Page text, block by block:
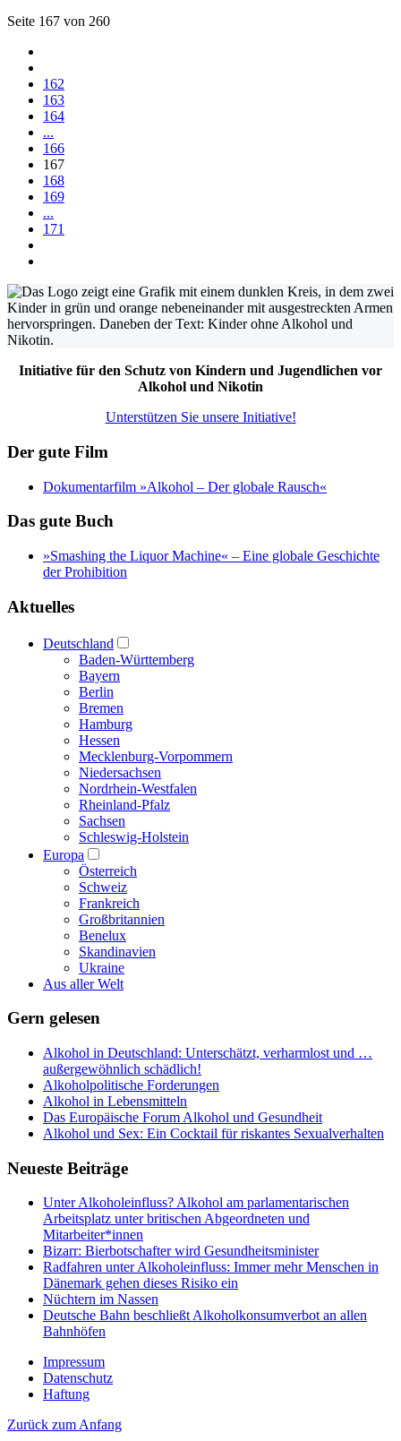
Seite 167 von 260
162
163
164
...
166
167
168
169
...
171
Initiative für den Schutz von Kindern und Jugendlichen vor
Alkohol und Nikotin
Unterstützen Sie unsere Initiative!
Der gute Film
Dokumentarfilm »Alkohol – Der globale Rausch«
Das gute Buch
»Smashing the Liquor Machine« ‒ Eine globale Geschichte
der Prohibition
Aktuelles
Deutschland
Baden-Württemberg
Bayern
Berlin
Bremen
Hamburg
Hessen
Mecklenburg-Vorpommern
Niedersachsen
Nordrhein-Westfalen
Rheinland-Pfalz
Sachsen
Schleswig-Holstein
Europa
Österreich
Schweiz
Frankreich
Großbritannien
Benelux
Skandinavien
Ukraine
Aus aller Welt
Gern gelesen
Alkohol in Deutschland: Unterschätzt, verharmlost und …
außergewöhnlich schädlich!
Alkoholpolitische Forderungen
Alkohol in Lebensmitteln
Das Europäische Forum Alkohol und Gesundheit
Alkohol und Sex: Ein Cocktail für riskantes Sexualverhalten
Neueste Beiträge
Unter Alkoholeinfluss? Alkohol am parlamentarischen
Arbeitsplatz unter britischen Abgeordneten und
Mitarbeiter*innen
Bizarr: Bierbotschafter wird Gesundheitsminister
Radfahren unter Alkoholeinfluss: Immer mehr Menschen in
Dänemark gehen dieses Risiko ein
Nüchtern im Nassen
Deutsche Bahn beschließt Alkoholkonsumverbot an allen
Bahnhöfen
Impressum
Datenschutz
Haftung
Zurück zum Anfang